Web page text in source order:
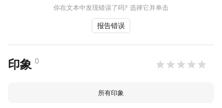
你在文本中发现错误了吗? 选择它并单击
报告错误
印象 0
所有印象